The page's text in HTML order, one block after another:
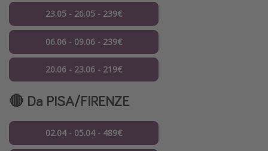
23.05 - 26.05 - 239€
06.06 - 09.06 - 239€
20.06 - 23.06 - 219€
🔴 Da PISA/FIRENZE
02.04 - 05.04 - 489€